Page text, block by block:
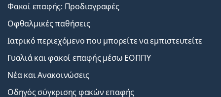
Φακοί επαφής: Προδιαγραφές
Οφθαλμικές παθήσεις
Ιατρικό περιεχόμενο που μπορείτε να εμπιστευτείτε
Γυαλιά και φακοί επαφής μέσω ΕΟΠΠΥ
Νέα και Ανακοινώσεις
Οδηγός σύγκρισης φακών επαφής